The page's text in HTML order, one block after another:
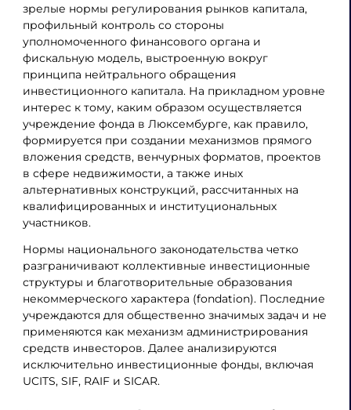
зрелые нормы регулирования рынков капитала,
профильный контроль со стороны
уполномоченного финансового органа и
фискальную модель, выстроенную вокруг
принципа нейтрального обращения
инвестиционного капитала. На прикладном уровне
интерес к тому, каким образом осуществляется
учреждение фонда в Люксембурге, как правило,
формируется при создании механизмов прямого
вложения средств, венчурных форматов, проектов
в сфере недвижимости, а также иных
альтернативных конструкций, рассчитанных на
квалифицированных и институциональных
участников.
Нормы национального законодательства четко
разграничивают коллективные инвестиционные
структуры и благотворительные образования
некоммерческого характера (fondation). Последние
учреждаются для общественно значимых задач и не
применяются как механизм администрирования
средств инвесторов. Далее анализируются
исключительно инвестиционные фонды, включая
UCITS, SIF, RAIF и SICAR.